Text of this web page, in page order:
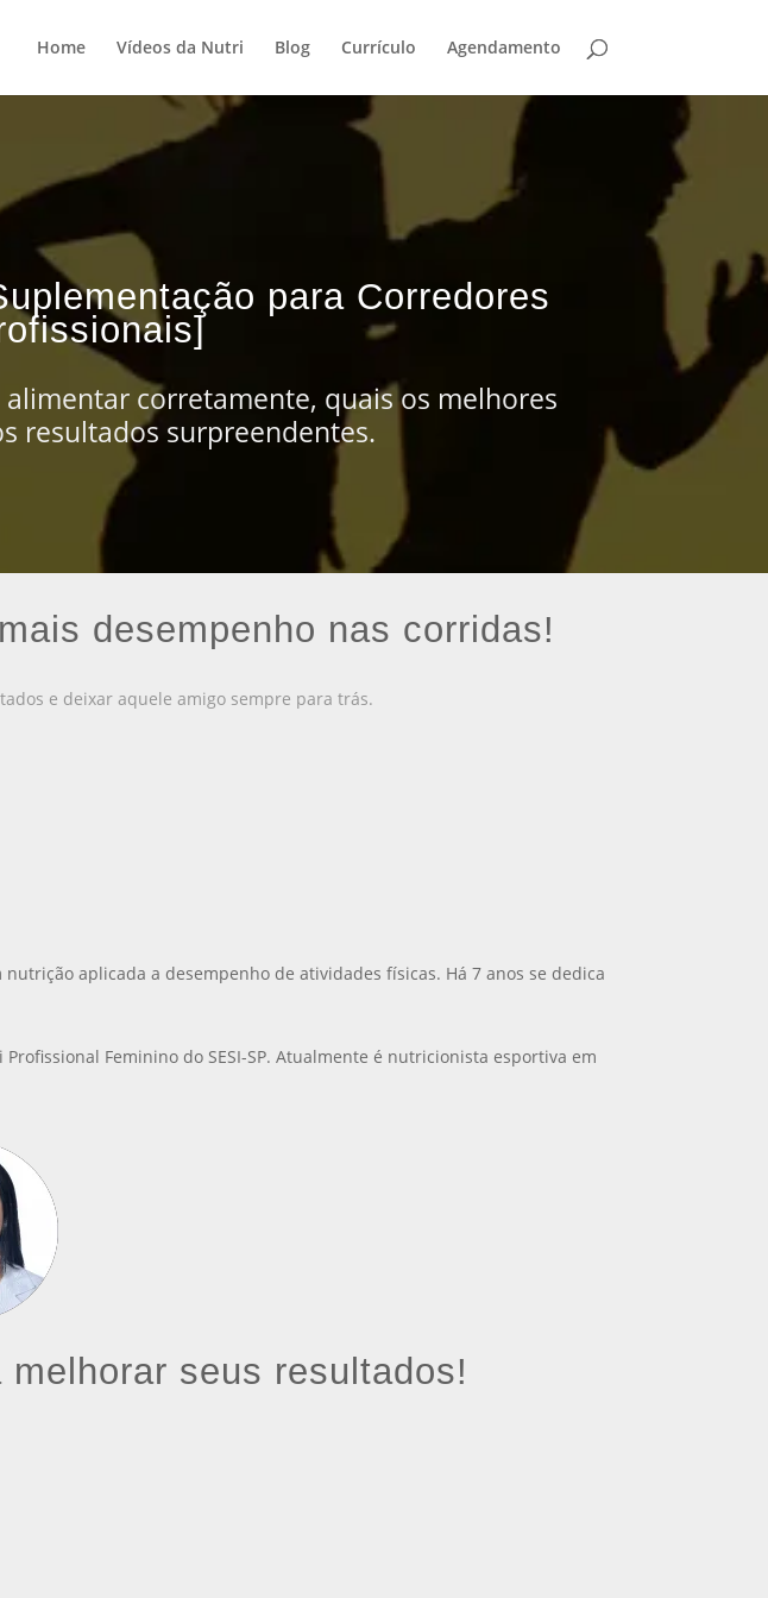
Home Vídeos da Nutri Blog Currículo Agendamento
para Corredores
corretamente, quais os melhores
resultados surpreendentes.
desempenho nas corridas!
e deixar aquele amigo sempre para trás.
aplicada a desempenho de atividades físicas. Há 7 anos se dedica
Feminino do SESI-SP. Atualmente é nutricionista esportiva em
seus resultados!